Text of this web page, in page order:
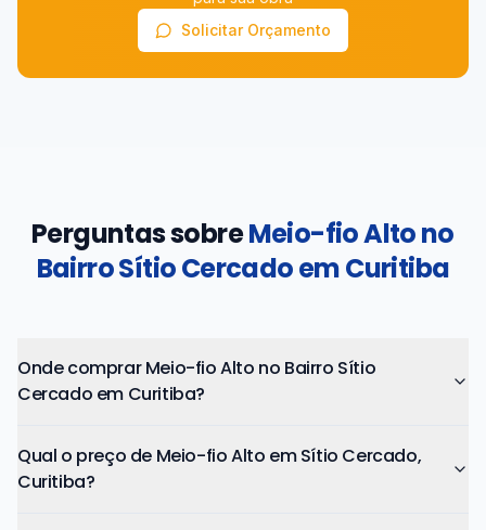
Solicitar Orçamento
Perguntas sobreMeio-fio Alto no
Bairro Sítio Cercado em Curitiba
Onde comprar Meio-fio Alto no Bairro Sítio
Cercado em Curitiba?
Qual o preço de Meio-fio Alto em Sítio Cercado,
Curitiba?